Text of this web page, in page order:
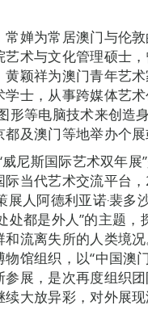
常婵为常居澳门与伦
艺术与文化管理硕士
黄颖祥为澳门青年艺
士，从事跨媒体艺
形等电脑技术来创造
及澳门等地举办个展
尼斯国际艺术双年展
际当代艺术交流平台
展人阿德利亚诺‧裴多
处都是外人”的主题，
和流离失所的人类境
馆组织，以“中国澳
参展，是次再度组织
续大放异彩，对外展